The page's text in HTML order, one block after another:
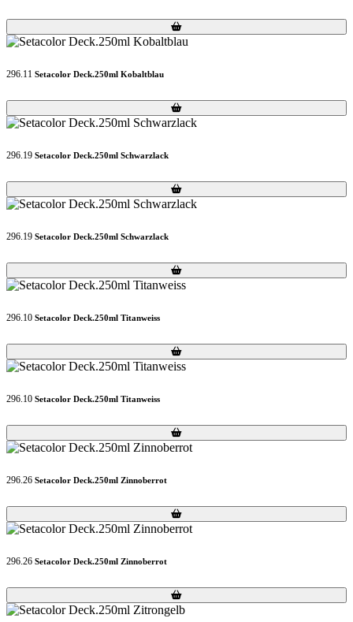
Loading...
Loading...
296.11 Setacolor Deck.250ml Kobaltblau
Loading...
Loading...
296.19 Setacolor Deck.250ml Schwarzlack
Loading...
Loading...
296.19 Setacolor Deck.250ml Schwarzlack
Loading...
Loading...
296.10 Setacolor Deck.250ml Titanweiss
Loading...
Loading...
296.10 Setacolor Deck.250ml Titanweiss
Loading...
Loading...
296.26 Setacolor Deck.250ml Zinnoberrot
Loading...
Loading...
296.26 Setacolor Deck.250ml Zinnoberrot
Loading...
Loading...